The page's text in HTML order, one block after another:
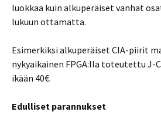
luokkaa kuin alkuperäiset vanhat
lukuun ottamatta.
Esimerkiksi alkuperäiset CIA-piirit
nykyaikainen FPGA:lla toteutettu J-
ikään 40€.
Edulliset parannukset